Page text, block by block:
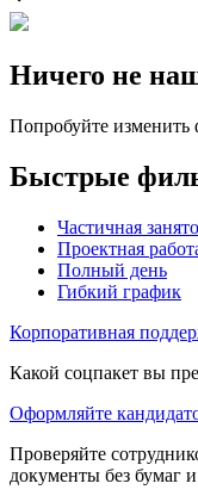
Ничего не
Попробуйте
Быстрые
Частичная
Проектная
Полный день
Гибкий график
Корпоративная
Какой соцпакет вы
Оформляйте
Проверяйте
документы без бумаг